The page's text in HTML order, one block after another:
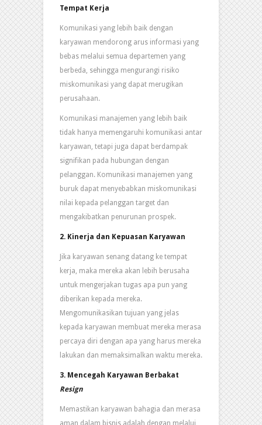
Tempat Kerja
Komunikasi yang lebih baik dengan
karyawan mendorong arus informasi yang
bebas melalui semua departemen yang
berbeda, sehingga mengurangi risiko
miskomunikasi yang dapat merugikan
perusahaan.
Komunikasi manajemen yang lebih baik
tidak hanya memengaruhi komunikasi antar
karyawan, tetapi juga dapat berdampak
signifikan pada hubungan dengan
pelanggan. Komunikasi manajemen yang
buruk dapat menyebabkan miskomunikasi
nilai kepada pelanggan target dan
mengakibatkan penurunan prospek.
2. Kinerja dan Kepuasan Karyawan
Jika karyawan senang datang ke tempat
kerja, maka mereka akan lebih berusaha
untuk mengerjakan tugas apa pun yang
diberikan kepada mereka.
Mengomunikasikan tujuan yang jelas
kepada karyawan membuat mereka merasa
percaya diri dengan apa yang harus mereka
lakukan dan memaksimalkan waktu mereka.
3. Mencegah Karyawan Berbakat
Resign
Memastikan karyawan bahagia dan merasa
aman dalam bisnis adalah dengan melalui